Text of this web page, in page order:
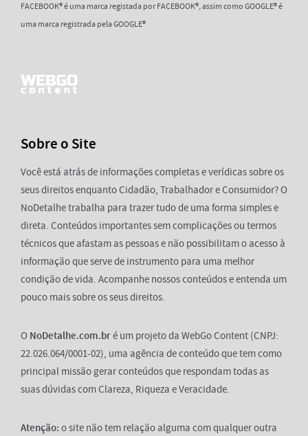
FACEBOOK® é uma marca registada por FACEBOOK®, assim como GOOGLE® é
uma marca registrada pela GOOGLE®
Sobre o Site
Você está atrás de informações completas e verídicas sobre os
seus direitos enquanto Cidadão, Trabalhador e Consumidor? O
NoDetalhe trabalha para trazer tudo de uma forma simples e
direta. Conteúdos importantes sem complicações ou termos
técnicos que afastam as pessoas e não possibilitam o acesso à
informação que serve de instrumento para uma melhor
condição de vida. Acompanhe nossos conteúdos e entenda um
pouco mais sobre os seus direitos.
O NoDetalhe.com.bré um projeto da WebGo Content (CNPJ:
22.026.064/0001-02), uma agência de conteúdo que tem como
principal missão gerar conteúdos que respondam todas as
suas dúvidas com Clareza, Riqueza e Veracidade.
Atenção: o site não tem relação alguma com qualquer outra